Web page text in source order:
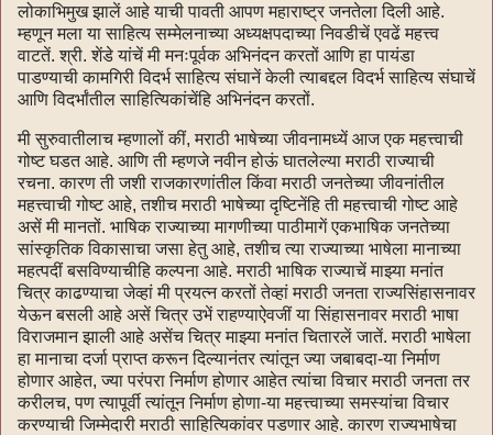
लोकाभिमुख झालें आहे याची पावती आपण महाराष्ट्र जनतेला दिली आहे.
म्हणून मला या साहित्य सम्मेलनाच्या अध्यक्षपदाच्या निवडीचें एवढें महत्त्व
वाटतें. श्री. शेंडे यांचें मी मनःपूर्वक अभिनंदन करतों आणि हा पायंडा
पाडण्याची कामगिरी विदर्भ साहित्य संघानें केली त्याबद्दल विदर्भ साहित्य संघाचें
आणि विदर्भांतील साहित्यिकांचेंहि अभिनंदन करतों.
मी सुरुवातीलाच म्हणालों कीं, मराठी भाषेच्या जीवनामध्यें आज एक महत्त्वाची
गोष्ट घडत आहे. आणि ती म्हणजे नवीन होऊं घातलेल्या मराठी राज्याची
रचना. कारण ती जशी राजकारणांतील किंवा मराठी जनतेच्या जीवनांतील
महत्त्वाची गोष्ट आहे, तशीच मराठी भाषेच्या दृष्टिनेंहि ती महत्त्वाची गोष्ट आहे
असें मी मानतों. भाषिक राज्याच्या मागणीच्या पाठीमागें एकभाषिक जनतेच्या
सांस्कृतिक विकासाचा जसा हेतु आहे, तशीच त्या राज्याच्या भाषेला मानाच्या
महत्पदीं बसविण्याचीहि कल्पना आहे. मराठी भाषिक राज्याचें माझ्या मनांत
चित्र काढण्याचा जेव्हां मी प्रयत्न करतों तेव्हां मराठी जनता राज्यसिंहासनावर
येऊन बसली आहे असें चित्र उभें राहण्याऐवजीं या सिंहासनावर मराठी भाषा
विराजमान झाली आहे असेंच चित्र माझ्या मनांत चितारलें जातें. मराठी भाषेला
हा मानाचा दर्जा प्राप्त करून दिल्यानंतर त्यांतून ज्या जबाबदा-या निर्माण
होणार आहेत, ज्या परंपरा निर्माण होणार आहेत त्यांचा विचार मराठी जनता तर
करीलच, पण त्यापूर्वी त्यांतून निर्माण होणा-या महत्त्वाच्या समस्यांचा विचार
करण्याची जिम्मेदारी मराठी साहित्यिकांवर पडणार आहे. कारण राज्यभाषेचा